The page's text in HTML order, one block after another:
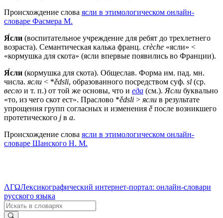
Происхождение слова ясли в этимологическом онлайн-
словаре Фасмера М.
Я́сли (воспитательное учреждение для ребят до трехлетнего
возраста). Семантическая калька франц. crèche «ясли» <
«кормушка для скота» (ясли впервые появились во Франции).
Я́сли (кормушка для скота). Общеслав. Форма им. пад. мн.
числа. ясли < *ědsli, образованного посредством суф. sl (ср.
весло и т. п.) от той же основы, что и еда (см.). Ясли буквально
«то, из чего скот ест». Праслово *ědsli > ясли в результате
упрощения групп согласных и изменения ě после возникшего
протетического j в а.
Происхождение слова ясли в этимологическом онлайн-
словаре Шанского Н. М.
ΛΓΩЛексикографический интернет-портал: онлайн-словари
русского языка